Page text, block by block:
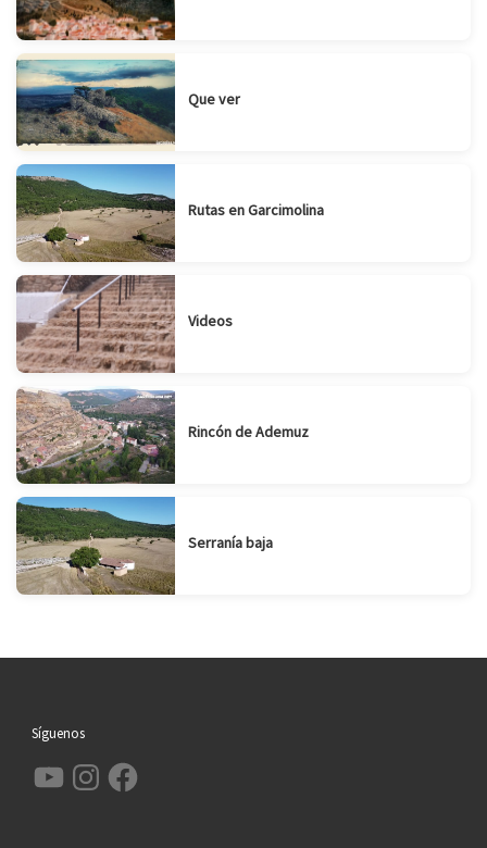
Que ver
Rutas en Garcimolina
Videos
Rincón de Ademuz
Serranía baja
Síguenos
YouTube InstagramFacebook